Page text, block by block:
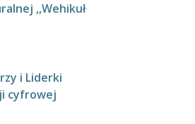
,,Wehikuł
i Liderki
cyfrowej